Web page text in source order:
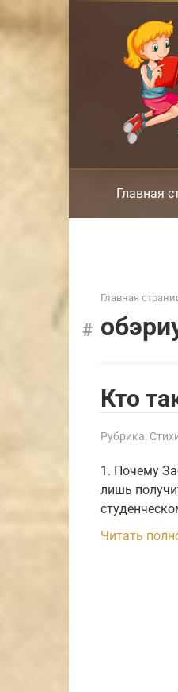
к
Главная
Главная
Кто
Рубрика:
1. Почему
лишь
Читать